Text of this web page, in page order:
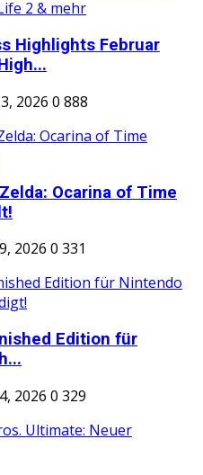
Highlights Februar
2026 0 888
Ocarina of Time
2026 0 331
Edition für
2026 0 329